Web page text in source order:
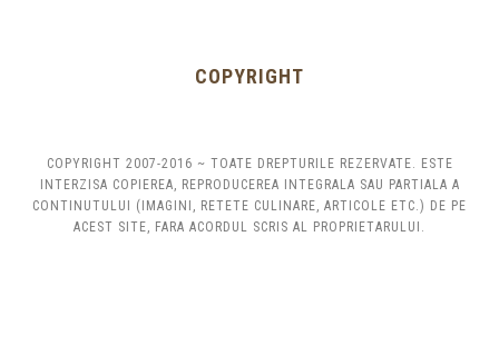
COPYRIGHT
COPYRIGHT 2007-2016 ~ TOATE DREPTURILE REZERVATE. ESTE
INTERZISA COPIEREA, REPRODUCEREA INTEGRALA SAU PARTIALA A
CONTINUTULUI (IMAGINI, RETETE CULINARE, ARTICOLE ETC.) DE PE
ACEST SITE, FARA ACORDUL SCRIS AL PROPRIETARULUI.